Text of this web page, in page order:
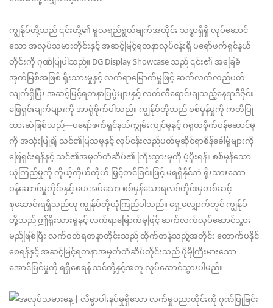
ကျွန်ုပ်တို့သည် ၎င်းတို့၏ မူလရည်ရွယ်ချက်အတိုင်း သစ္စာရှိရှိ လုပ်ဆောင်
သော အလုပ်သမားတိုင်းနှင့် အဆင့်မြင့်ရတနာလုပ်ငန်းရှိ ပရော်ဖက်ရှင်နယ်
တိုင်းကို ဂုဏ်ပြုပါသည်။ DG Display Showcase သည် ၎င်း၏ အခြေခံ
အုတ်မြစ်အဖြစ် ရိုးသားမှုနှင့် လက်ရာမြောက်မှုဖြင့် ဆက်လက်လည်ပတ်
လျက်ရှိပြီး အဆင့်မြင့်ရတနာပြပွဲများနှင့် လက်လီရောင်းချသည့်နေရာဒီဇိုင်း
ဖြေရှင်းချက်များကို အာရုံစိုက်ပါသည်။ ကျွန်ုပ်တို့သည် စစ်မှန်မှုကို ကတိပြု
ထားဆဲဖြစ်သည်—ပရော်ဖက်ရှင်နယ်ကျွမ်းကျင်မှုနှင့် ဂရုတစိုက်ဝန်ဆောင်မှု
ကို အသုံးပြု၍ သင်၏ပြသမှုနှင့် လုပ်ငန်းလည်ပတ်မှုဆိုင်ရာစိန်ခေါ်မှုများကို
ဖြေရှင်းရန်နှင့် သင်၏အမှတ်တံဆိပ်၏ ကြီးထွားမှုကို ပံ့ပိုးရန်။ စစ်မှန်သော
ယုံကြည်မှုကို ကိုယ့်ကိုယ်ကိုယ် မြှင့်တင်ခြင်းဖြင့် မရရှိနိုင်ဘဲ ရိုးသားသော
ဝန်ဆောင်မှုတိုင်းနှင့် ပေးအပ်သော စစ်မှန်သောရလဒ်တိုင်းမှတစ်ဆင့်
စုဆောင်းရရှိသည်ဟု ကျွန်ုပ်တို့ယုံကြည်ပါသည်။ ရှေ့လျှောက်တွင် ကျွန်ုပ်
တို့သည် ဤရိုးသားမှုနှင့် လက်ရာမြောက်မှုဖြင့် ဆက်လက်လုပ်ဆောင်သွား
မည်ဖြစ်ပြီး လက်ဝတ်ရတနာတိုင်းသည် ထိုက်တန်သည့်အတိုင်း တောက်ပနိုင်
စေရန်နှင့် အဆင့်မြင့်ရတနာအမှတ်တံဆိပ်တိုင်းသည် ပိုမိုကြီးမားသော
အောင်မြင်မှုကို ရရှိစေရန် သင်တို့နှင့်အတူ လုပ်ဆောင်သွားပါမည်။